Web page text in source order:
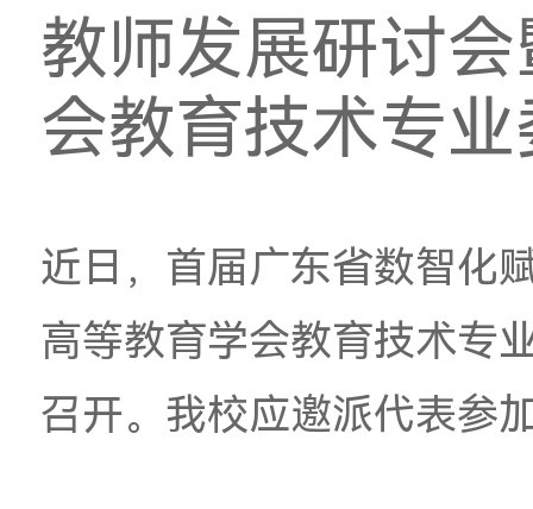
我校参加首
教师发展研
会教育技术
近日，首届广东省数